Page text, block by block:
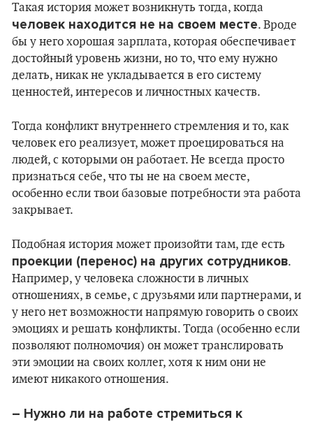
Такая история может возникнуть тогда, когда
человек находится не на своем месте. Вроде
бы у него хорошая зарплата, которая обеспечивает
достойный уровень жизни, но то, что ему нужно
делать, никак не укладывается в его систему
ценностей, интересов и личностных качеств.
Тогда конфликт внутреннего стремления и то, как
человек его реализует, может проецироваться на
людей, с которыми он работает. Не всегда просто
признаться себе, что ты не на своем месте,
особенно если твои базовые потребности эта работа
закрывает.
Подобная история может произойти там, где есть
проекции (перенос) на других сотрудников.
Например, у человека сложности в личных
отношениях, в семье, с друзьями или партнерами, и
у него нет возможности напрямую говорить о своих
эмоциях и решать конфликты. Тогда (особенно если
позволяют полномочия) он может транслировать
эти эмоции на своих коллег, хотя к ним они не
имеют никакого отношения.
– Нужно ли на работе стремиться к